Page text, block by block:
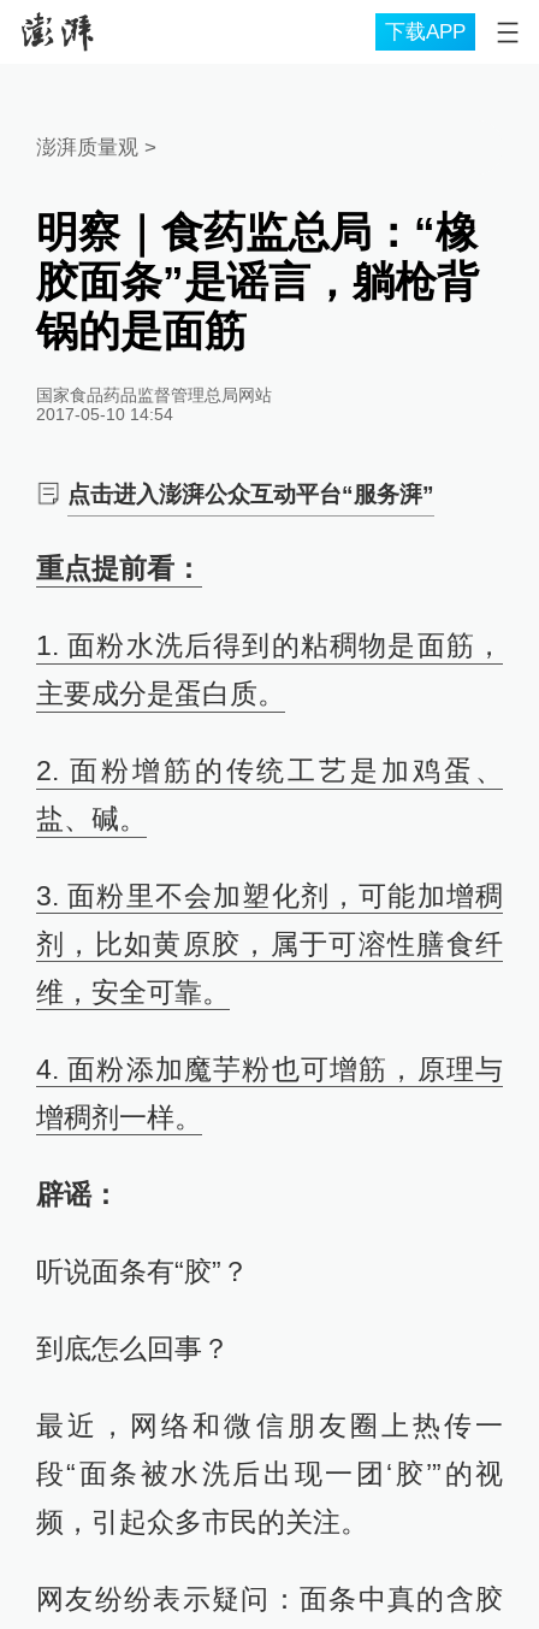
下载APP
澎湃质量观>
明察｜食药监总局：“橡
胶面条”是谣言，躺枪背
锅的是面筋
国家食品药品监督管理总局网站
2017-05-10 14:54
点击进入澎湃公众互动平台“服务湃”
重点提前看：
1. 面粉水洗后得到的粘稠物是面筋，
主要成分是蛋白质。
2. 面粉增筋的传统工艺是加鸡蛋、
盐、碱。
3. 面粉里不会加塑化剂，可能加增稠
剂，比如黄原胶，属于可溶性膳食纤
维，安全可靠。
4. 面粉添加魔芋粉也可增筋，原理与
增稠剂一样。
辟谣：
听说面条有“胶”？
到底怎么回事？
最近，网络和微信朋友圈上热传一
段“面条被水洗后出现一团‘胶’”的视
频，引起众多市民的关注。
网友纷纷表示疑问：面条中真的含胶